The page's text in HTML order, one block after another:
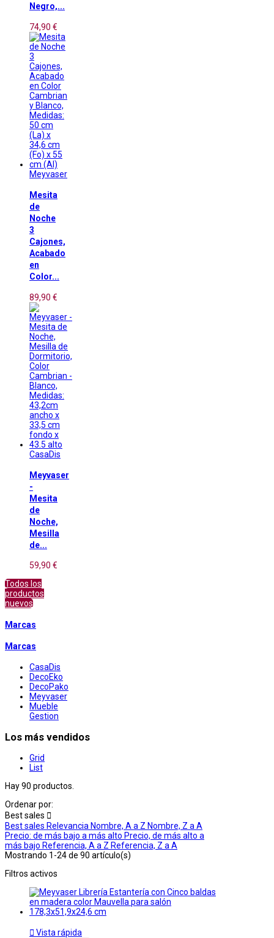
Negro,...
74,90 €
Meyvaser
Mesita
de
Noche
3
Cajones,
Acabado
en
Color...
89,90 €
CasaDis
Meyvaser
-
Mesita
de
Noche,
Mesilla
de...
59,90 €
Todos los
productos
nuevos
Marcas
Marcas
CasaDis
DecoEko
DecoPako
Meyvaser
Mueble
Gestion
Los más vendidos
Grid
List
Hay 90 productos.
Ordenar por:
Best sales 
Best sales Relevancia Nombre, A a Z Nombre, Z a A
Precio: de más bajo a más alto Precio, de más alto a
más bajo Referencia, A a Z Referencia, Z a A
Mostrando 1-24 de 90 artículo(s)
Filtros activos
 Vista rápida